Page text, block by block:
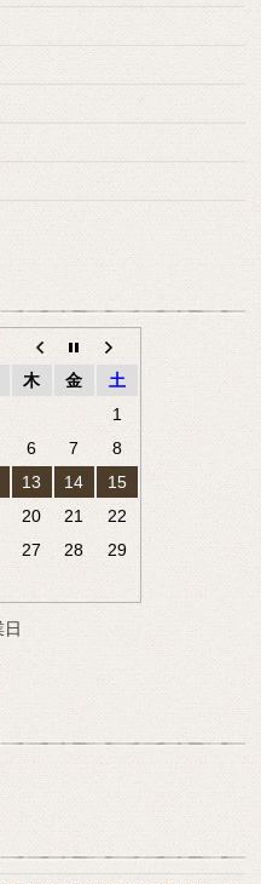
木 金
土
1
6 7
8
13 14
15
20 21
22
27 28
29